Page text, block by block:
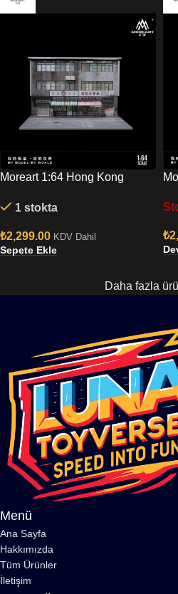
Moreart 1:64 Hong Kong
MO936501
1 stokta
₺2,299.00 KDV Dahil
Sepete Ekle
₺
Daha fazla
Menü
Ana Sayfa
Hakkımızda
Tüm Ürünler
İletişim